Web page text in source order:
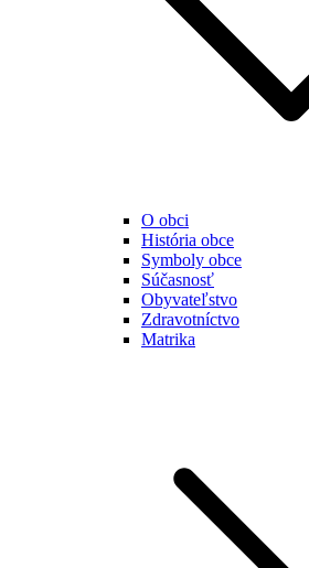
O obci
História obce
Symboly obce
Súčasnosť
Obyvateľstvo
Zdravotníctvo
Matrika